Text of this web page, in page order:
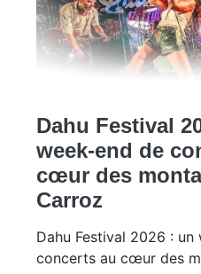
Dahu Festival
week-end de
cœur des
Carroz
Dahu Festival 2026 : un
concerts au cœur des